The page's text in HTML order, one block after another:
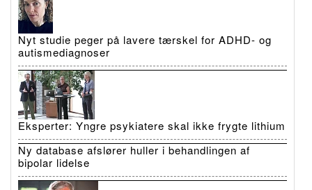
Nyt studie peger på lavere tærskel for ADHD- og
autismediagnoser
Eksperter: Yngre psykiatere skal ikke frygte lithium
Ny database afslører huller i behandlingen af
bipolar lidelse